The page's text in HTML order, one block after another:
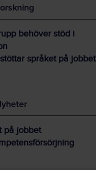
behöver stöd i
språket på jobbet
på jobbet